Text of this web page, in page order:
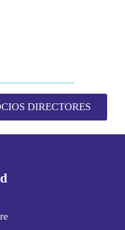
DIRECTORES